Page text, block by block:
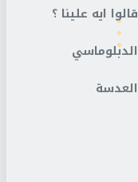
قالوا ايه علينا ؟
الدبلوماسي
العدسة